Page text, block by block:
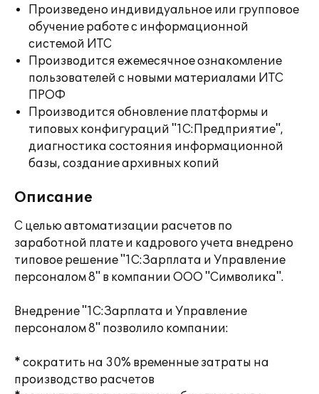
Произведено индивидуальное или групповое
обучение работе с информационной
системой ИТС
Производится ежемесячное ознакомление
пользователей с новыми материалами ИТС
ПРОФ
Производится обновление платформы и
типовых конфигураций "1С:Предприятие",
диагностика состояния информационной
базы, создание архивных копий
Описание
С целью автоматизации расчетов по
заработной плате и кадрового учета внедрено
типовое решение "1С:Зарплата и Управление
персоналом 8" в компании ООО "Символика".
Внедрение "1С:Зарплата и Управление
персоналом 8" позволило компании:
* сократить на 30% временные затраты на
производство расчетов